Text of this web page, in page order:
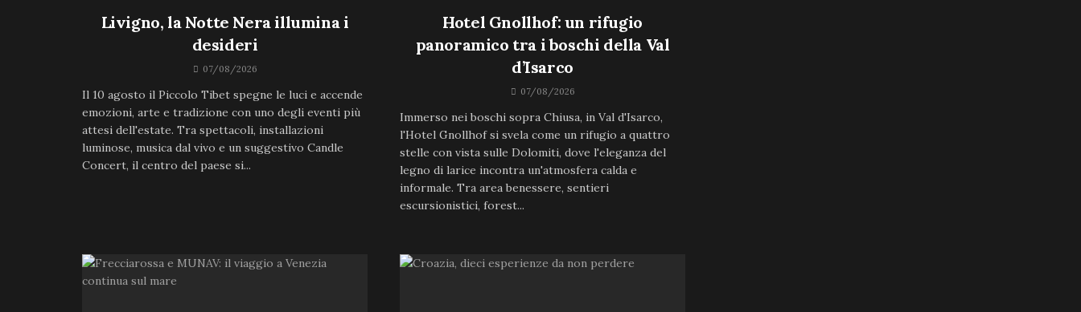
Livigno, la Notte Nera illumina i
desideri
07/08/2026
Il 10 agosto il Piccolo Tibet spegne le luci e accende
emozioni, arte e tradizione con uno degli eventi più
attesi dell'estate. Tra spettacoli, installazioni
luminose, musica dal vivo e un suggestivo Candle
Concert, il centro del paese si...
Hotel Gnollhof: un rifugio
panoramico tra i boschi della Val
d’Isarco
07/08/2026
Immerso nei boschi sopra Chiusa, in Val d'Isarco,
l'Hotel Gnollhof si svela come un rifugio a quattro
stelle con vista sulle Dolomiti, dove l'eleganza del
legno di larice incontra un'atmosfera calda e
informale. Tra area benessere, sentieri
escursionistici, forest...